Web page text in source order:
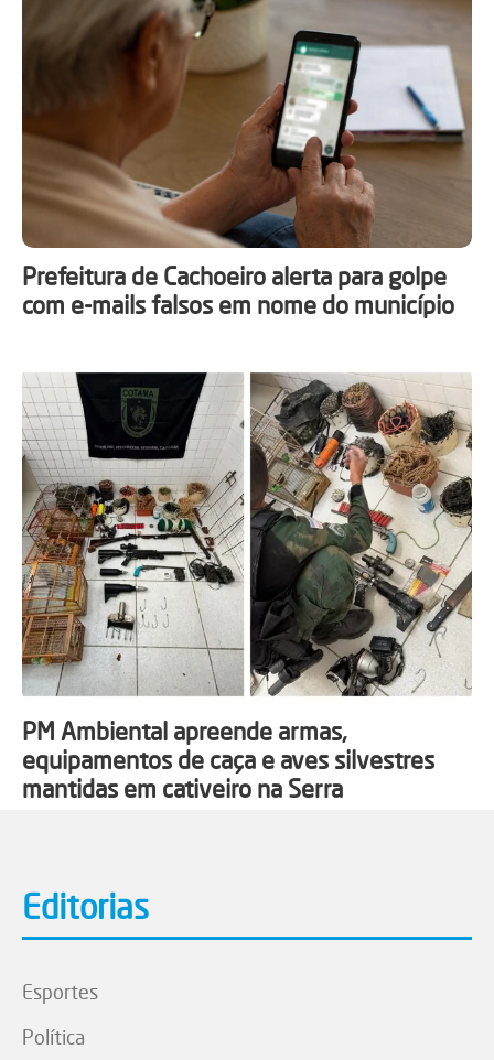
Prefeitura de Cachoeiro alerta para golpe
com e-mails falsos em nome do município
PM Ambiental apreende armas,
equipamentos de caça e aves silvestres
mantidas em cativeiro na Serra
Editorias
Esportes
Política